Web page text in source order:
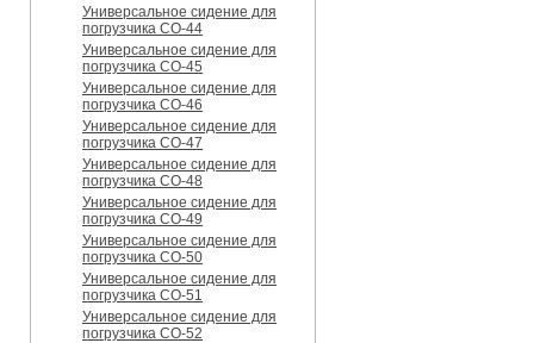
Универсальное сидение для
погрузчика CO-44
Универсальное сидение для
погрузчика CO-45
Универсальное сидение для
погрузчика CO-46
Универсальное сидение для
погрузчика CO-47
Универсальное сидение для
погрузчика CO-48
Универсальное сидение для
погрузчика CO-49
Универсальное сидение для
погрузчика CO-50
Универсальное сидение для
погрузчика CO-51
Универсальное сидение для
погрузчика CO-52